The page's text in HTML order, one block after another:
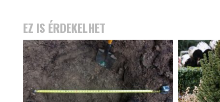
EZ IS ÉRDEKELHET